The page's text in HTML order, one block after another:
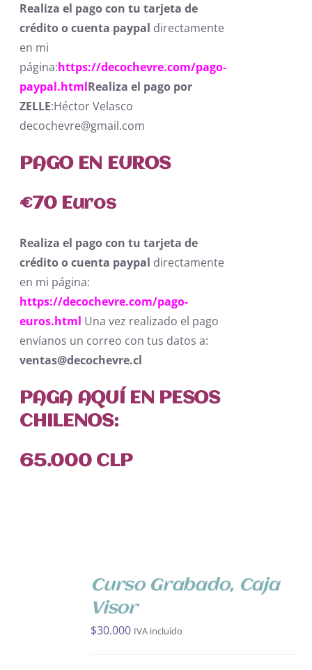
Realiza el pago con tu tarjeta de
crédito o cuenta paypal directamente
en mi
página:https://decochevre.com/pago-
paypal.htmlRealiza el pago por
ZELLE:Héctor Velasco
decochevre@gmail.com
PAGO EN EUROS
€70 Euros
Realiza el pago con tu tarjeta de
crédito o cuenta paypal directamente
en mi página:
https://decochevre.com/pago-
euros.html Una vez realizado el pago
envíanos un correo con tus datos a:
ventas@decochevre.cl
PAGA AQUÍ EN PESOS
CHILENOS:
65.000 CLP
Curso Grabado, Caja
Visor
$30.000 IVA incluído